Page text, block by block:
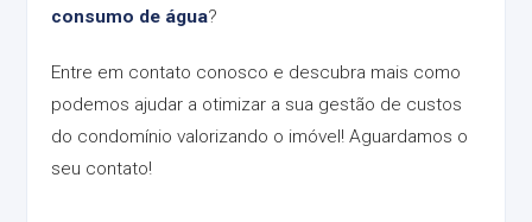
consumo de água?
Entre em contato conosco e descubra mais como
podemos ajudar a otimizar a sua gestão de custos
do condomínio valorizando o imóvel! Aguardamos o
seu contato!